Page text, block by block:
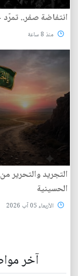
انتفاضة صفر..
منذ 8 ساعة
التجريد والتحرير
الحسينية
الأربعاء 05 آب 2026
آخر